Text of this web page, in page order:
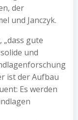
der
und Janczyk.
„dass gute
und
ist der Aufbau
Es werden